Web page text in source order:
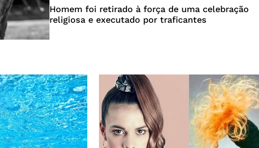
Homem foi retirado à força de uma celebração
religiosa e executado por traficantes